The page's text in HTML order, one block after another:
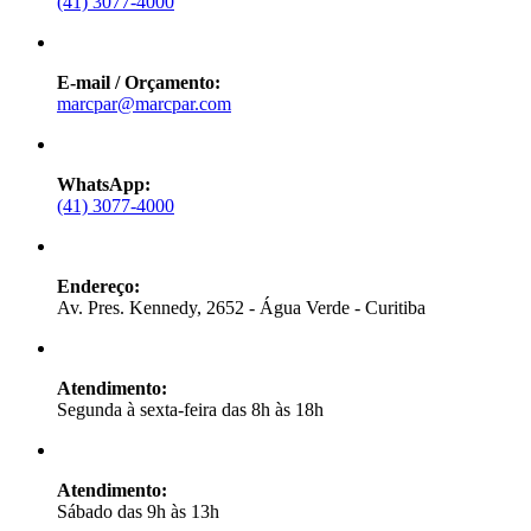
E-mail / Orçamento:
marcpar@marcpar.com
WhatsApp:
(41) 3077-4000
Endereço:
Av. Pres. Kennedy, 2652 - Água Verde - Curitiba
Atendimento:
Segunda à sexta-feira das 8h às 18h
Atendimento:
Sábado das 9h às 13h